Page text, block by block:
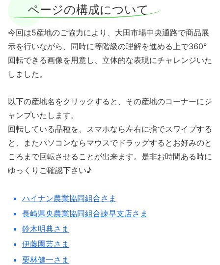
ページの構成について
今回は5産地のご協力により、大田市場中央通路で商品展
示を行いながら、同時に等階級の理解を進める上で360°
回転できる画像を用意し、立体的な表現にチャレンジいた
しました。
以下の産地名をクリックすると、その産地のコーナーにジ
ャンプいたします。
回転している品種を、スマホなら左右に指でスワイプする
と、またパソコンならマウスでドラッグするとお好みのと
ころまで回転させることが出来ます。是非お時間ある時に
ゆっくりご確認下さい♪
ハイナン農業協同組合さま
長崎県央農業協同組合諫早支店さま
鈴木明典さま
伊藤園芸さま
栗林健一さま